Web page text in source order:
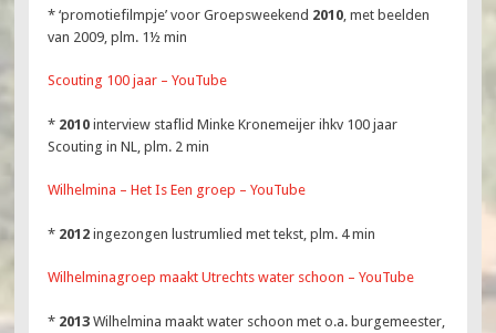
* ‘promotiefilmpje’ voor Groepsweekend 2010 , met beelden
van 2009, plm. 1½ min
Scouting 100 jaar – YouTube
* 2010 interview staflid Minke Kronemeijer ihkv 100 jaar
Scouting in NL, plm. 2 min
Wilhelmina – Het Is Een groep – YouTube
* 2012 ingezongen lustrumlied met tekst, plm. 4 min
Wilhelminagroep maakt Utrechts water schoon – YouTube
* 2013 Wilhelmina maakt water schoon met o.a. burgemeester,